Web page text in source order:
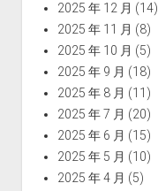
2025 年 12 月 (14)
2025 年 11 月 (8)
2025 年 10 月 (5)
2025 年 9 月 (18)
2025 年 8 月 (11)
2025 年 7 月 (20)
2025 年 6 月 (15)
2025 年 5 月 (10)
2025 年 4 月 (5)